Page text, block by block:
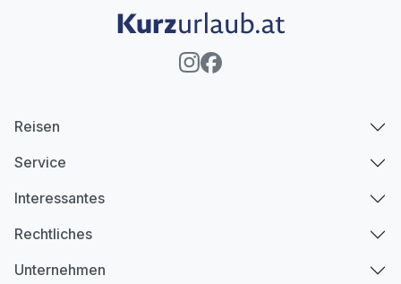
Reisen
Service
Interessantes
Rechtliches
Unternehmen